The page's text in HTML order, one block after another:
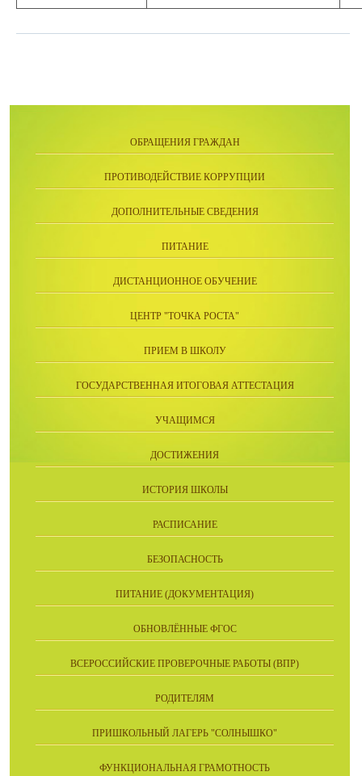
ОБРАЩЕНИЯ ГРАЖДАН
ПРОТИВОДЕЙСТВИЕ КОРРУПЦИИ
ДОПОЛНИТЕЛЬНЫЕ СВЕДЕНИЯ
ПИТАНИЕ
ДИСТАНЦИОННОЕ ОБУЧЕНИЕ
ЦЕНТР "ТОЧКА РОСТА"
ПРИЕМ В ШКОЛУ
ГОСУДАРСТВЕННАЯ ИТОГОВАЯ АТТЕСТАЦИЯ
УЧАЩИМСЯ
ДОСТИЖЕНИЯ
ИСТОРИЯ ШКОЛЫ
РАСПИСАНИЕ
БЕЗОПАСНОСТЬ
ПИТАНИЕ (ДОКУМЕНТАЦИЯ)
ОБНОВЛЁННЫЕ ФГОС
ВСЕРОССИЙСКИЕ ПРОВЕРОЧНЫЕ РАБОТЫ (ВПР)
РОДИТЕЛЯМ
ПРИШКОЛЬНЫЙ ЛАГЕРЬ "СОЛНЫШКО"
ФУНКЦИОНАЛЬНАЯ ГРАМОТНОСТЬ